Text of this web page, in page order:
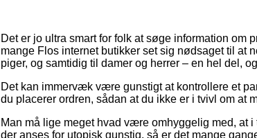
Det er jo ultra smart for folk at søge information om
mange Flos internet butikker set sig nødsaget til at
piger, og samtidig til damer og herrer – en hel del,
Det kan immervæk være gunstigt at kontrollere et
du placerer ordren, sådan at du ikke er i tvivl om at
Man må lige meget hvad være omhyggelig med,
der anses for utopisk gunstig, så er det mange